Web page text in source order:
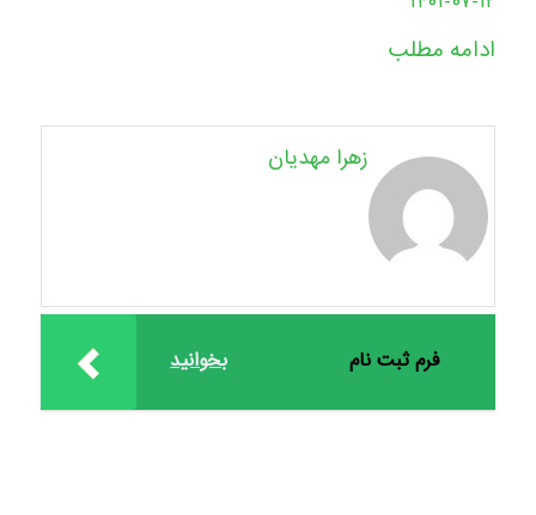
ادامه مطلب
زهرا مهدیان
بخوانید فرم ثبت نام